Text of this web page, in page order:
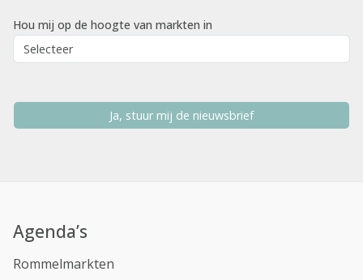
Hou mij op de hoogte van markten in
Ja, stuur mij de nieuwsbrief
Agenda’s
Rommelmarkten